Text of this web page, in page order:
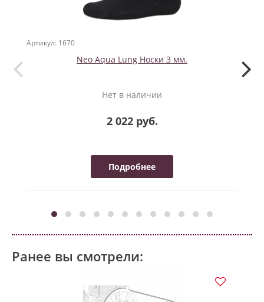
Артикул: 1670
Neo Aqua Lung Носки 3 мм.
Нет в наличии
2 022 руб.
Подробнее
Ранее вы смотрели: